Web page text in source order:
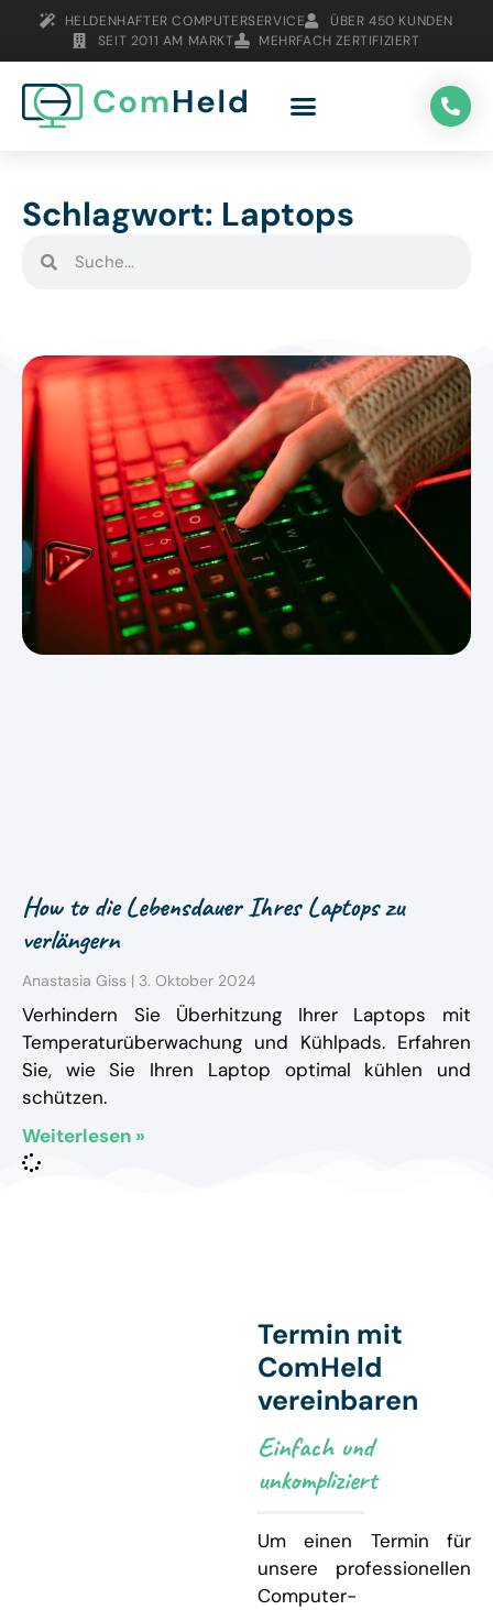
HELDENHAFTER COMPUTERSERVICE
ÜBER 450 KUNDEN
SEIT 2011 AM MARKT
MEHRFACH ZERTIFIZIERT
Schlagwort: Laptops
How to die Lebensdauer Ihres Laptops zu
verlängern
Anastasia Giss 3. Oktober 2024
Verhindern Sie Überhitzung Ihrer Laptops mit
Temperaturüberwachung und Kühlpads. Erfahren
Sie, wie Sie Ihren Laptop optimal kühlen und
schützen.
Weiterlesen »
Termin mit
ComHeld
vereinbaren
Einfach und
unkompliziert
Um einen Termin für
unsere professionellen
Computer-